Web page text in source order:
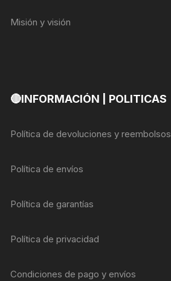
Misión y visión
🔴INFORMACIÓN | POLITICAS
Política de devoluciones y reembolsos
Política de envíos
Política de garantías
Política de privacidad
Condiciones de pago y envíos